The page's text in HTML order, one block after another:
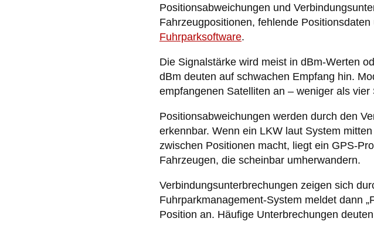
Positionsabweichungen und
Fahrzeugpositionen, fehlende
Fuhrparksoftware.
Die Signalstärke wird meist in dBm-Werten
dBm deuten auf schwachen Empfang hin.
empfangenen Satelliten an – weniger als
Positionsabweichungen werden durch den
erkennbar. Wenn ein LKW laut System
zwischen Positionen macht, liegt ein GPS-
Fahrzeugen, die scheinbar umherwandern.
Verbindungsunterbrechungen zeigen sich
Fuhrparkmanagement-System meldet dann
Position an. Häufige Unterbrechungen